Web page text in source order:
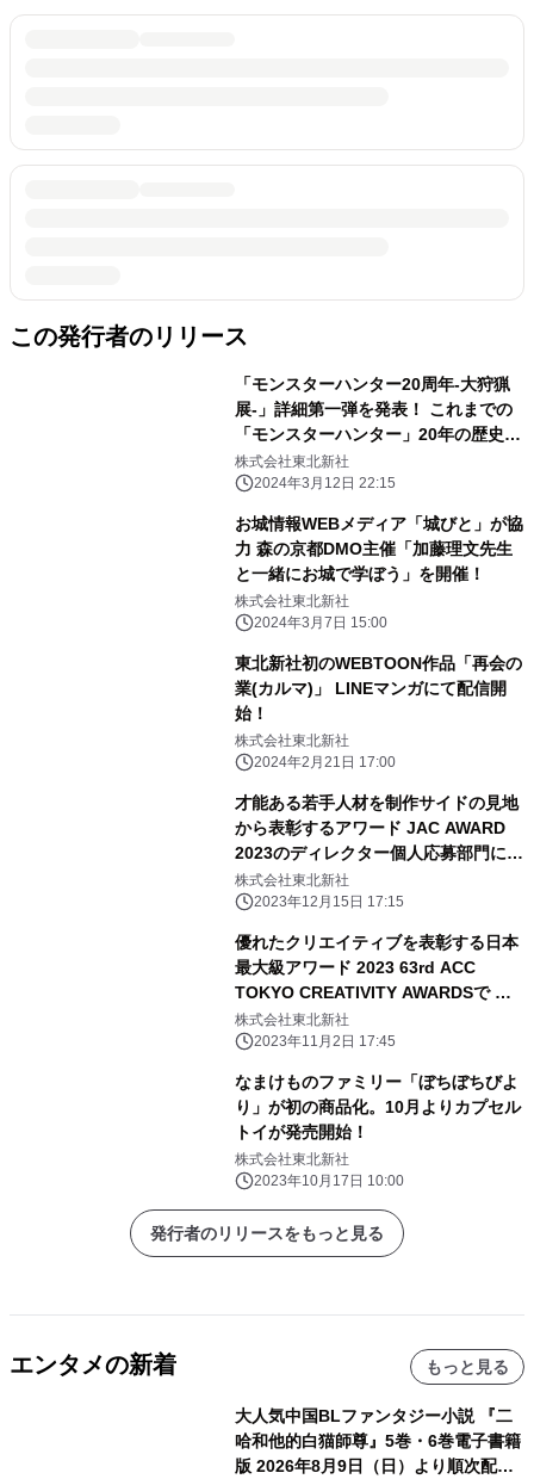
この発行者のリリース
「モンスターハンター20周年-大狩猟
展-」詳細第一弾を発表！ これまでの
「モンスターハンター」20年の歴史で
生み出された 開発データを活用した体
験型コンテンツが六本木に集結。 「モ
会を開催！！
株式会社東北新社
2024年3月12日 22:15
お城情報WEBメディア「城びと」が協
力 森の京都DMO主催「加藤理文先生
と一緒にお城で学ぼう」を開催！
株式会社東北新社
2024年3月7日 15:00
東北新社初のWEBTOON作品「再会の
業(カルマ)」 LINEマンガにて配信開
始！
株式会社東北新社
2024年2月21日 17:00
才能ある若手人材を制作サイドの見地
から表彰するアワード JAC AWARD
2023のディレクター個人応募部門にて
グランプリを受賞！
株式会社東北新社
2023年12月15日 17:15
優れたクリエイティブを表彰する日本
最大級アワード 2023 63rd ACC
TOKYO CREATIVITY AWARDSで フ
ィルム部門Bカテゴリーにて 総務大臣
賞／ACCグランプリを受賞！
株式会社東北新社
2023年11月2日 17:45
なまけものファミリー「ぼちぼちびよ
り」が初の商品化。10月よりカプセル
トイが発売開始！
株式会社東北新社
2023年10月17日 10:00
発行者のリリースをもっと見る
エンタメの新着 もっと見る
大人気中国BLファンタジー小説 『二
哈和他的白猫師尊』5巻・6巻電子書籍
版 2026年8月9日（日）より順次配信